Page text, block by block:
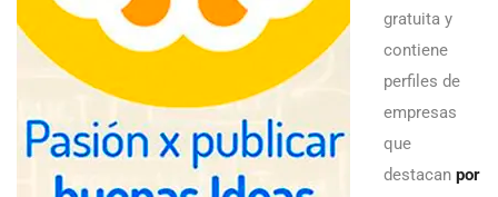
gratuita y
contiene
perfiles de
empresas
que
destacan por